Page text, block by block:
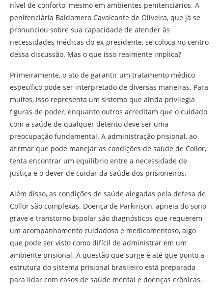
nível de conforto, mesmo em ambientes penitenciários. A
penitenciária Baldomero Cavalcante de Oliveira, que já se
pronunciou sobre sua capacidade de atender às
necessidades médicas do ex-presidente, se coloca no centro
dessa discussão. Mas o que isso realmente implica?
Primeiramente, o ato de garantir um tratamento médico
específico pode ser interpretado de diversas maneiras. Para
muitos, isso representa um sistema que ainda privilegia
figuras de poder, enquanto outros acreditam que o cuidado
com a saúde de qualquer detento deve ser uma
preocupação fundamental. A administração prisional, ao
afirmar que pode manejar as condições de saúde de Collor,
tenta encontrar um equilíbrio entre a necessidade de
justiça e o dever de cuidar da saúde dos prisioneiros.
Além disso, as condições de saúde alegadas pela defesa de
Collor são complexas. Doença de Parkinson, apneia do sono
grave e transtorno bipolar são diagnósticos que requerem
um acompanhamento cuidadoso e medicamentoso, algo
que pode ser visto como difícil de administrar em um
ambiente prisional. A questão que surge é até que ponto a
estrutura do sistema prisional brasileiro está preparada
para lidar com casos de saúde mental e doenças crônicas.